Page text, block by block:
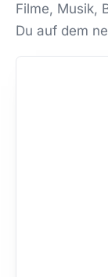
Filme, Musik,
Du auf dem